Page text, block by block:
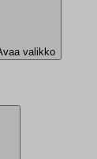
valikko